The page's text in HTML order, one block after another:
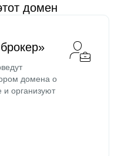
домен
домена о
организуют